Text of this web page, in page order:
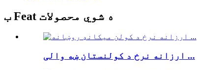
ب Feat ه شوي محصولات
ارزانه نرخ د کولنستان ښه والی ...